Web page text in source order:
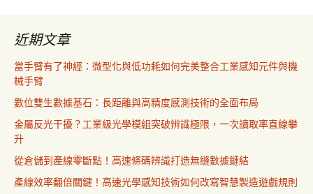
近期文章
當手臂有了神經：微型化與低功耗如何完美整合工業感知元件與機
械手臂
數位雙生數據基石：長距離與高精度感測技術的全面布局
金屬反光干擾？工業級光學模組突破辨識極限，一次讀取率直線攀
升
從倉儲到產線零斷點！高速條碼辨識打造無縫數據鏈結
產線效率翻倍關鍵！高速光學感知技術如何改寫智慧製造遊戲規則